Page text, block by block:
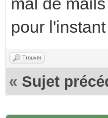
pour
Trouver
« Sujet